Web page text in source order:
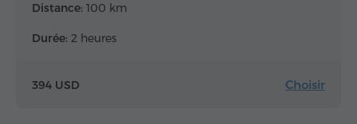
Distance: 100 km
Durée: 2 heures
394 USD Choisir